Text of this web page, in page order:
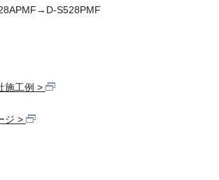
S528PMF
施工例
ジ